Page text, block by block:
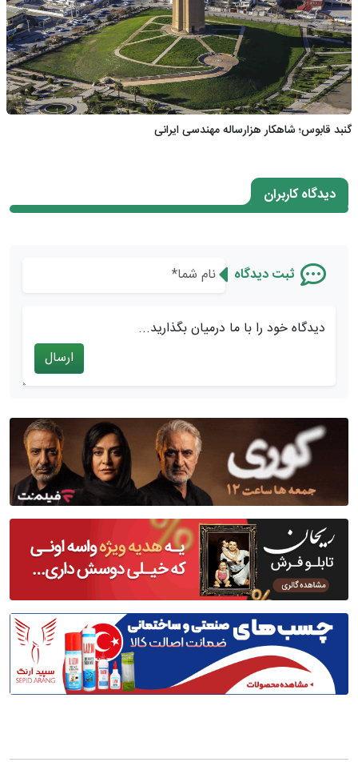
گنبد قابوس؛ شاهکار هزارساله مهندسی ایرانی
دیدگاه کاربران
ثبت دیدگاه
دیدگاه خود را با ما درمیان بگذارید...
ارسال